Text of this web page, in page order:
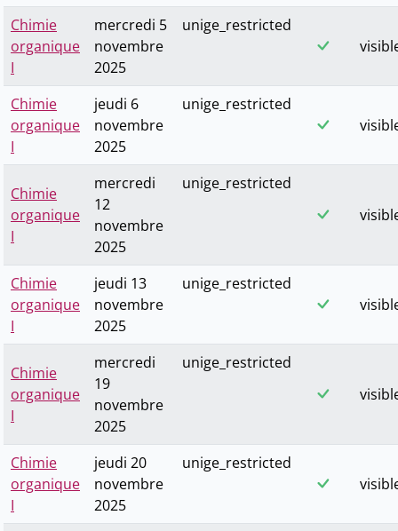
Chimie
organique
I
mercredi 5
novembre
2025
unige_restricted
Chimie
organique
I
jeudi 6
novembre
2025
unige_restricted
Chimie
organique
I
mercredi
12
novembre
2025
unige_restricted
Chimie
organique
I
jeudi 13
novembre
2025
unige_restricted
Chimie
organique
I
mercredi
19
novembre
2025
unige_restricted
Chimie
organique
I
jeudi 20
novembre
2025
unige_restricted